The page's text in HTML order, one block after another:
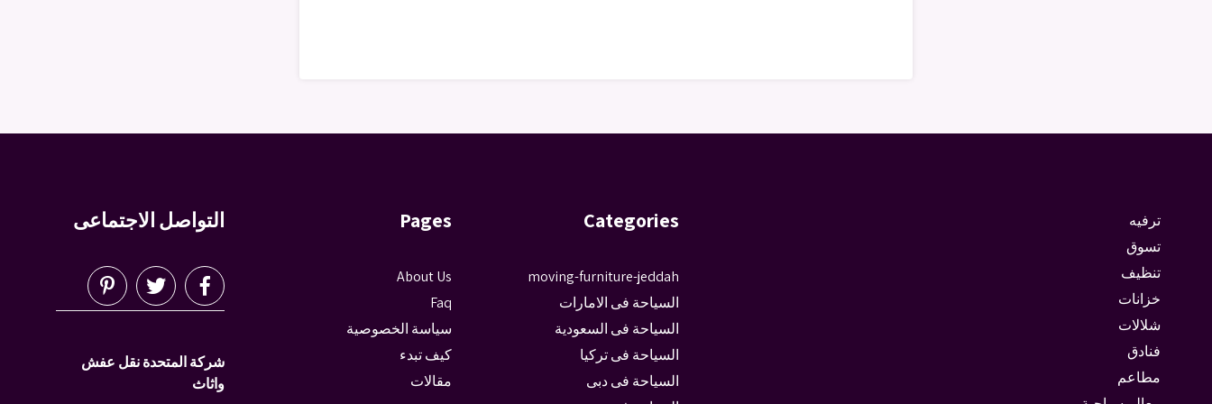
ترفيه
تسوق
تنظيف
خزانات
شلالات
فنادق
مطاعم
Categories
moving-furniture-jeddah
السياحة فى الامارات
السياحة فى السعودية
السياحة فى تركيا
السياحة فى دبى
Pages
About Us
Faq
سياسة الخصوصية
كيف تبدء
مقالات
التواصل الاجتماعى
شركة المتحدة نقل عفش
واثاث